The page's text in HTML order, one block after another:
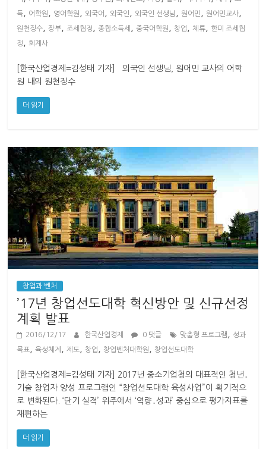
득, 어학원 , 영어학원 ,외국어 ,외국인 ,외국인 선생님 , 원어민 , 원어민교사,
원천징수,장부,조세협정 ,종합소득세 ,중국어학원 , 창업 , 체류, 한미 조세협
정 , 회계사
[한국산업경제=김성태 기자] 외국인 선생님, 원어민 교사의 어학
원 내의 원천징수
더 읽기
창업과 벤처
’17년 창업선도대학 혁신방안 및 신규선정
계획 발표
2016/12/17 한국산업경제 0 댓글 맞춤형 프로그램 성과
목표 ,육성체계 ,제도 창업 창업벤처대학원 창업선도대학
[한국산업경제=김성태 기자] 2017년 중소기업청의 대표적인 청년․
기술 창업자 양성 프로그램인 “창업선도대학 육성사업”이 획기적으
로 변화된다. ‘단기 실적’ 위주에서 ‘역량․성과’ 중심으로 평가지표를
재편하는
더 읽기